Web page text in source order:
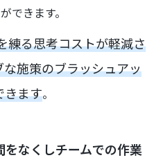
できます。
練る思考コストが軽減さ
施策のブラッシュアッ
きます。
なくしチームでの作業